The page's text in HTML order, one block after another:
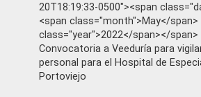
20T18:19:33-0500"><span
<span class="month">May</span>
class="year">2022</span></span>
Convocatoria a Veeduría para
personal para el Hospital de
Portoviejo